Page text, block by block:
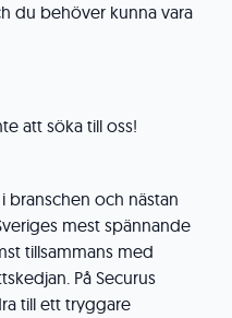
du behöver kunna vara
att söka till oss!
branschen och nästan
mest spännande
tillsammans med
På Securus
till ett tryggare